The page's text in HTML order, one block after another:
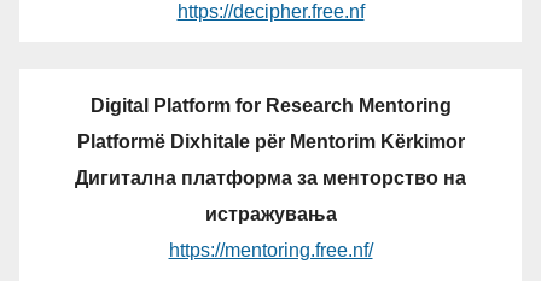
https://decipher.free.nf
Digital Platform for Research Mentoring
Platformë Dixhitale për Mentorim Kërkimor
Дигитална платформа за менторство на
истражувања
https://mentoring.free.nf/